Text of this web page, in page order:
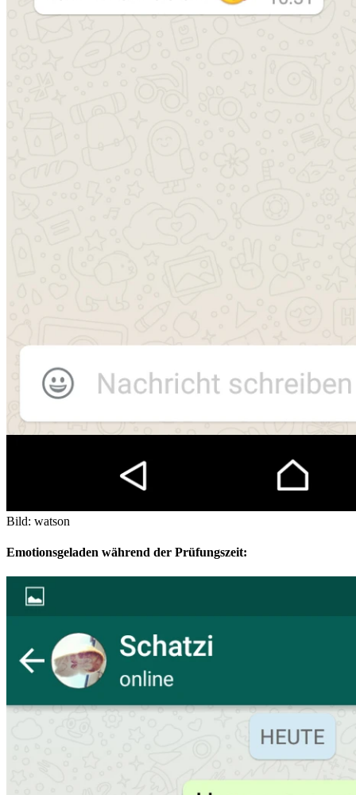
Bild: watson
Emotionsgeladen während der Prüfungszeit: